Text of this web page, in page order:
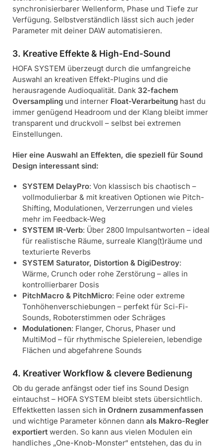
synchronisierbarer Wellenform, Phase und Tiefe zur
Verfügung. Selbstverständlich lässt sich auch jeder
Parameter mit deiner DAW automatisieren.
3. Kreative Effekte & High-End-Sound
HOFA SYSTEM überzeugt durch die umfangreiche
Auswahl an kreativen Effekt-Plugins und die
herausragende Audioqualität. Dank 32-fachem
Oversampling und interner Float-Verarbeitung hast du
immer genügend Headroom und der Klang bleibt immer
transparent und druckvoll – selbst bei extremen
Einstellungen.
Hier eine Auswahl an Effekten, die speziell für Sound
Design interessant sind:
SYSTEM DelayPro: Von klassisch bis chaotisch –
vollmodulierbar & mit kreativen Optionen wie Pitch-
Shifting, Modulationen, Verzerrungen und vieles
mehr im Feedback-Weg
SYSTEM IR-Verb: Über 2800 Impulsantworten – ideal
für realistische Räume, surreale Klang(t)räume und
texturierte Reverbs
SYSTEM Saturator, Distortion & DigiDestroy:
Wärme, Crunch oder rohe Zerstörung – alles in
kontrollierbarer Dosis
PitchMacro & PitchMicro: Feine oder extreme
Tonhöhenverschiebungen – perfekt für Sci-Fi-
Sounds, Roboterstimmen oder Schräges
Modulationen: Flanger, Chorus, Phaser und
MultiMod – für rhythmische Spielereien, lebendige
Flächen und abgefahrene Sounds
4. Kreativer Workflow & clevere Bedienung
Ob du gerade anfängst oder tief ins Sound Design
eintauchst – HOFA SYSTEM bleibt stets übersichtlich.
Effektketten lassen sich in Ordnern zusammenfassen
und wichtige Parameter können dann als Makro-Regler
exportiert werden. So kann aus vielen Modulen ein
handliches „One-Knob-Monster“ entstehen, das du in